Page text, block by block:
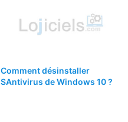
Comment désinstaller
SAntivirus de Windows 10 ?